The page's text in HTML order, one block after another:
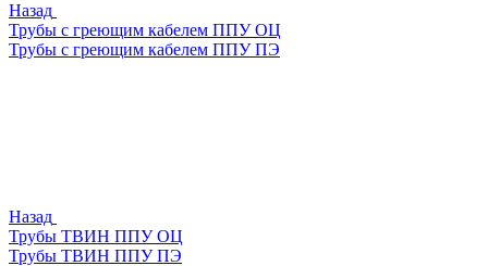
Назад
Трубы с греющим кабелем ППУ ОЦ
Трубы с греющим кабелем ППУ ПЭ
Назад
Трубы ТВИН ППУ ОЦ
Трубы ТВИН ППУ ПЭ